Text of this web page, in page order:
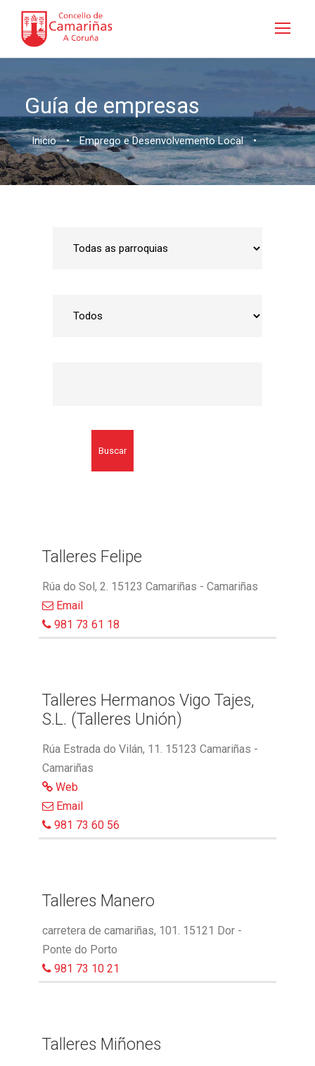
Guía de empresas
Inicio • Emprego e Desenvolvemento Local •
Buscar
Talleres Felipe
Rúa do Sol, 2. 15123 Camariñas - Camariñas
Email
981 73 61 18
Talleres Hermanos Vigo Tajes,
S.L. (Talleres Unión)
Rúa Estrada do Vilán, 11. 15123 Camariñas -
Camariñas
Web
Email
981 73 60 56
Talleres Manero
carretera de camariñas, 101. 15121 Dor -
Ponte do Porto
981 73 10 21
Talleres Miñones